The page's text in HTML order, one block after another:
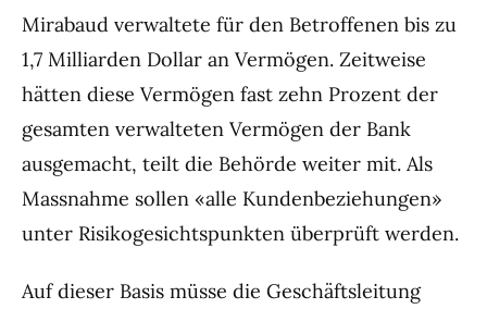
Mirabaud verwaltete für den Betroffenen bis zu
1,7 Milliarden Dollar an Vermögen. Zeitweise
hätten diese Vermögen fast zehn Prozent der
gesamten verwalteten Vermögen der Bank
ausgemacht, teilt die Behörde weiter mit. Als
Massnahme sollen «alle Kundenbeziehungen»
unter Risikogesichtspunkten überprüft werden.
Auf dieser Basis müsse die Geschäftsleitung